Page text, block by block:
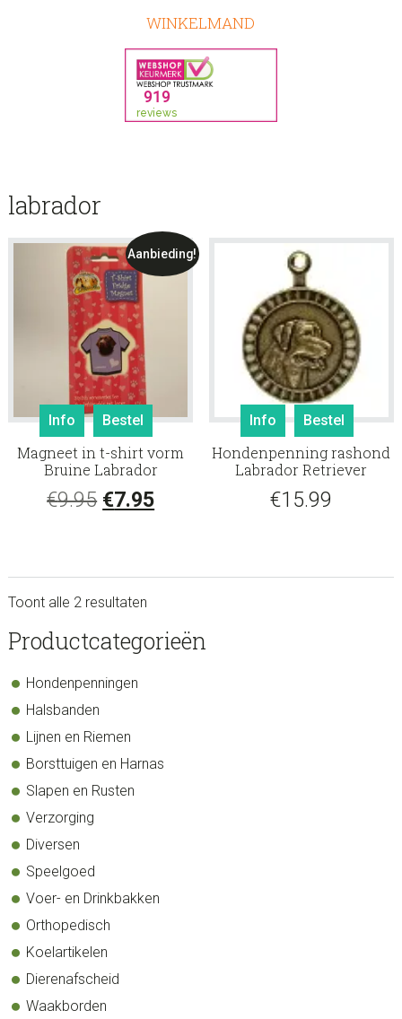
WINKELMAND
labrador
Aanbieding!
Info Bestel
Magneet in t-shirt vorm
Bruine Labrador
€9.95 Oorspronkelijke
€9.95.
€7.95Huidige
Info Bestel
Hondenpenning rashond
Labrador Retriever
€15.99
Toont alle 2 resultaten
sidebar
Store
Productcategorieën
Hondenpenningen
Halsbanden
Lijnen en Riemen
Borsttuigen en Harnas
Slapen en Rusten
Verzorging
Diversen
Speelgoed
Voer- en Drinkbakken
Orthopedisch
Koelartikelen
Dierenafscheid
Waakborden